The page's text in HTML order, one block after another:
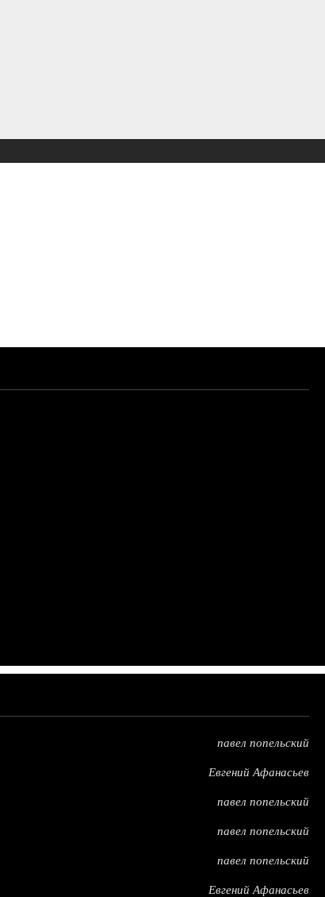
павел попельский
Евгений Афанасьев
павел попельский
павел попельский
павел попельский
Евгений Афанасьев